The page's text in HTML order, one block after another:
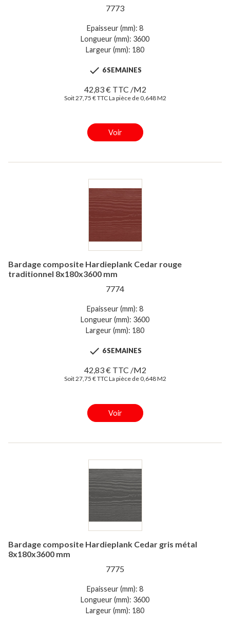
7773
Epaisseur (mm): 8
Longueur (mm): 3600
Largeur (mm): 180
 6 SEMAINES
42,83 € TTC /M2
Soit 27,75 € TTC La pièce de 0,648 M2
Voir
Bardage composite Hardieplank Cedar rouge
traditionnel 8x180x3600 mm
7774
Epaisseur (mm): 8
Longueur (mm): 3600
Largeur (mm): 180
 6 SEMAINES
42,83 € TTC /M2
Soit 27,75 € TTC La pièce de 0,648 M2
Voir
Bardage composite Hardieplank Cedar gris métal
8x180x3600 mm
7775
Epaisseur (mm): 8
Longueur (mm): 3600
Largeur (mm): 180